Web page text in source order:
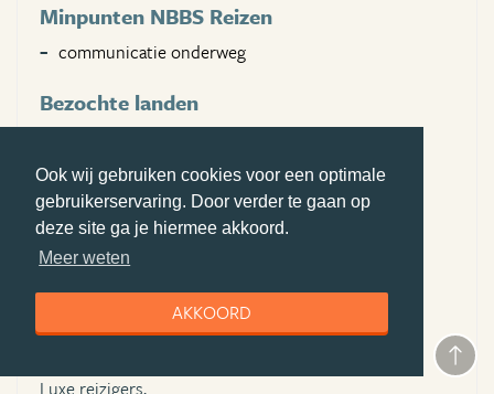
Ook wij gebruiken cookies voor een optimale
gebruikerservaring. Door verder te gaan op
deze site ga je hiermee akkoord.
Meer weten
AKKOORD
Minpunten NBBS Reizen
communicatie onderweg
Bezochte landen
Nieuw-zeeland
Aangeraden voor:
Gezinnen,
Backpackers,